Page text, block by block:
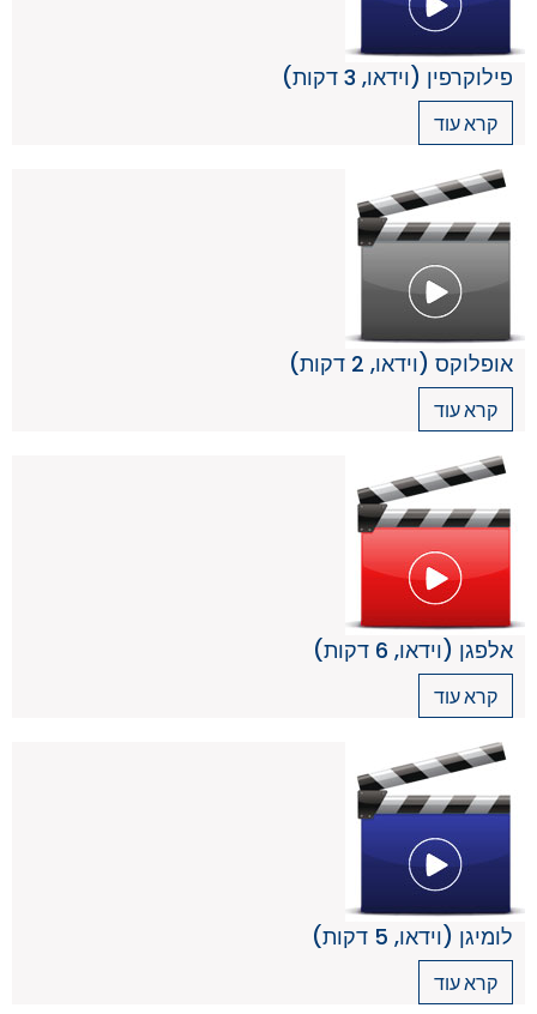
פילוקרפין (וידאו, 3 דקות)
קרא עוד
אופלוקס (וידאו, 2 דקות)
קרא עוד
אלפגן (וידאו, 6 דקות)
קרא עוד
לומיגן (וידאו, 5 דקות)
קרא עוד